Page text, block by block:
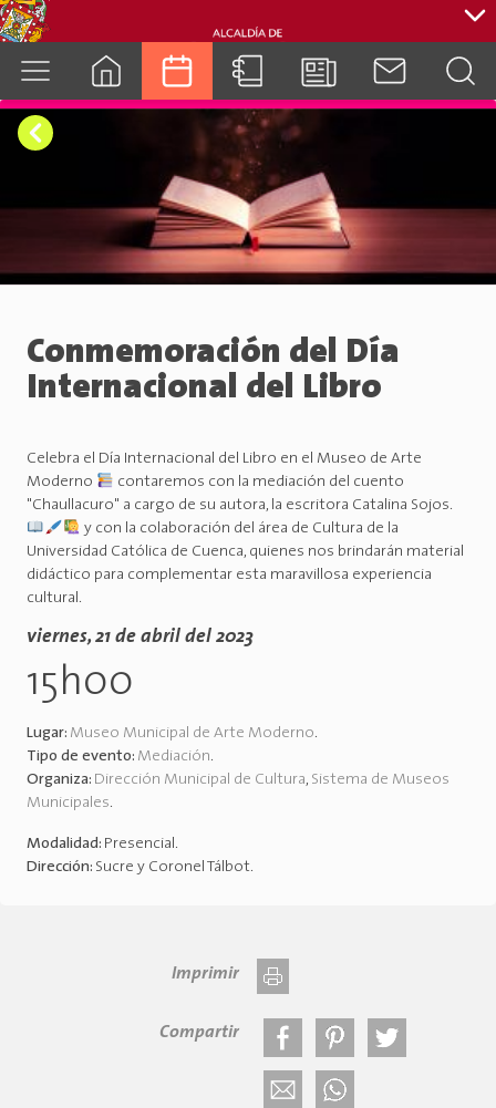
cuenca.gob.ec
Conmemoración del Día
Internacional del Libro
Celebra el Día Internacional del Libro en el Museo de Arte
Moderno
contaremos con la mediación del cuento
"Chaullacuro" a cargo de su autora, la escritora Catalina Sojos.
y con la colaboración del área de Cultura de la
Universidad Católica de Cuenca, quienes nos brindarán material
didáctico para complementar esta maravillosa experiencia
cultural.
viernes, 21 de abril del 2023
15h00
Lugar: Museo Municipal de Arte Moderno.
Tipo de evento: Mediación.
Organiza: Dirección Municipal de Cultura, Sistema de Museos
Municipales.
Modalidad: Presencial.
Dirección: Sucre y Coronel Tálbot.
Imprimir
Compartir